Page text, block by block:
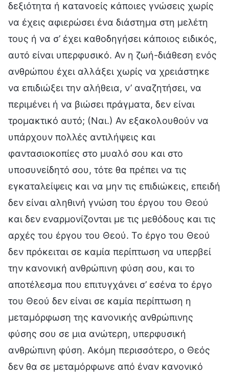
δεξιότητα ή κατανοείς κάποιες γνώσεις χωρίς
να έχεις αφιερώσει ένα διάστημα στη μελέτη
τους ή να σ’ έχει καθοδηγήσει κάποιος ειδικός,
αυτό είναι υπερφυσικό. Αν η ζωή-διάθεση ενός
ανθρώπου έχει αλλάξει χωρίς να χρειάστηκε
να επιδιώξει την αλήθεια, ν’ αναζητήσει, να
περιμένει ή να βιώσει πράγματα, δεν είναι
τρομακτικό αυτό; (Ναι.) Αν εξακολουθούν να
υπάρχουν πολλές αντιλήψεις και
φαντασιοκοπίες στο μυαλό σου και στο
υποσυνείδητό σου, τότε θα πρέπει να τις
εγκαταλείψεις και να μην τις επιδιώκεις, επειδή
δεν είναι αληθινή γνώση του έργου του Θεού
και δεν εναρμονίζονται με τις μεθόδους και τις
αρχές του έργου του Θεού. Το έργο του Θεού
δεν πρόκειται σε καμία περίπτωση να υπερβεί
την κανονική ανθρώπινη φύση σου, και το
αποτέλεσμα που επιτυγχάνει σ’ εσένα το έργο
του Θεού δεν είναι σε καμία περίπτωση η
μεταμόρφωση της κανονικής ανθρώπινης
φύσης σου σε μια ανώτερη, υπερφυσική
ανθρώπινη φύση. Ακόμη περισσότερο, ο Θεός
δεν θα σε μεταμόρφωνε από έναν κανονικό